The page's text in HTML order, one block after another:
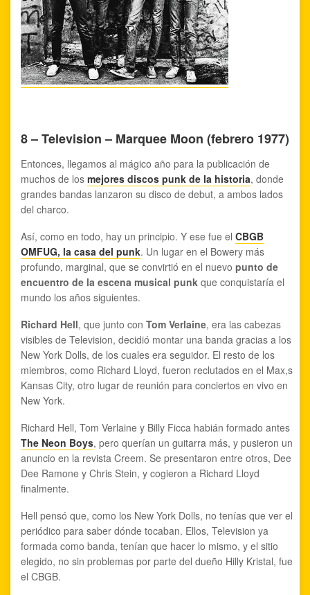
8 – Television – Marquee Moon (febrero 1977)
Entonces, llegamos al mágico año para la publicación de
muchos de los mejores discos punk de la historia, donde
grandes bandas lanzaron su disco de debut, a ambos lados
del charco.
Así, como en todo, hay un principio. Y ese fue el CBGB
OMFUG, la casa del punk. Un lugar en el Bowery más
profundo, marginal, que se convirtió en el nuevo punto de
encuentro de la escena musical punk que conquistaría el
mundo los años siguientes.
Richard Hell, que junto con Tom Verlaine, era las cabezas
visibles de Television, decidió montar una banda gracias a los
New York Dolls, de los cuales era seguidor. El resto de los
miembros, como Richard Lloyd, fueron reclutados en el Max,s
Kansas City, otro lugar de reunión para conciertos en vivo en
New York.
Richard Hell, Tom Verlaine y Billy Ficca habián formado antes
The Neon Boys, pero querían un guitarra más, y pusieron un
anuncio en la revista Creem. Se presentaron entre otros, Dee
Dee Ramone y Chris Stein, y cogieron a Richard Lloyd
finalmente.
Hell pensó que, como los New York Dolls, no tenías que ver el
periódico para saber dónde tocaban. Ellos, Television ya
formada como banda, tenían que hacer lo mismo, y el sitio
elegido, no sin problemas por parte del dueño Hilly Kristal, fue
el CBGB.